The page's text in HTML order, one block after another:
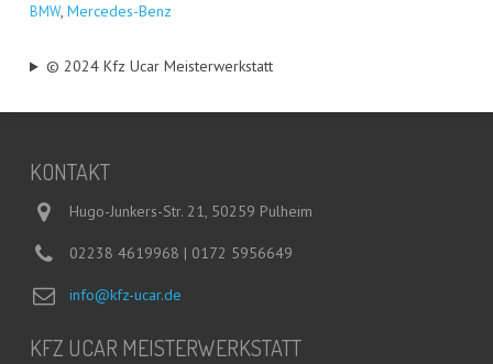
BMW, Mer­ce­des-Benz
© 2024 Kfz Ucar Meisterwerkstatt
KON­TAKT
Hugo-Junkers-Str. 21, 50259 Pulheim
02238 4619968 | 0172 5956649
info@kfz-ucar.de
KFZ UCAR MEISTERWERKSTATT